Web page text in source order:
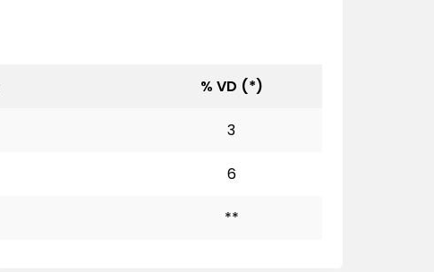
% VD (*)
3
6
**